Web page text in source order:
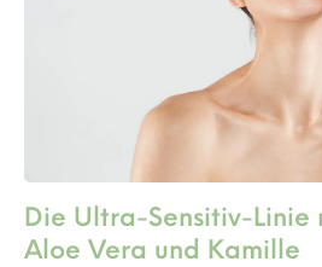
Die Ultra-Sensitiv-Linie
Aloe Vera und Kamille